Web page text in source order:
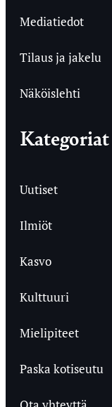
Mediatiedot
Tilaus ja jakelu
Näköislehti
Kategoriat
Uutiset
Ilmiöt
Kasvo
Kulttuuri
Mielipiteet
Paska kotiseutu